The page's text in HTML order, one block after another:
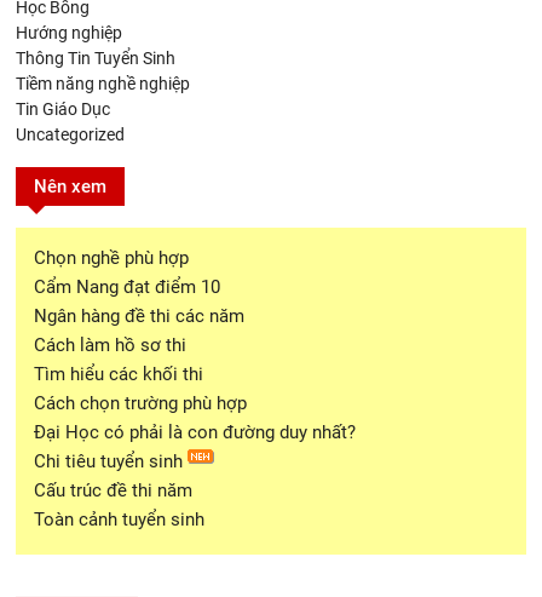
Học Bổng
Hướng nghiệp
Thông Tin Tuyển Sinh
Tiềm năng nghề nghiệp
Tin Giáo Dục
Uncategorized
Nên xem
Chọn nghề phù hợp
Cẩm Nang đạt điểm 10
Ngân hàng đề thi các năm
Cách làm hồ sơ thi
Tìm hiểu các khối thi
Cách chọn trường phù hợp
Đại Học có phải là con đường duy nhất?
Chi tiêu tuyển sinh
Cấu trúc đề thi năm
Toàn cảnh tuyển sinh